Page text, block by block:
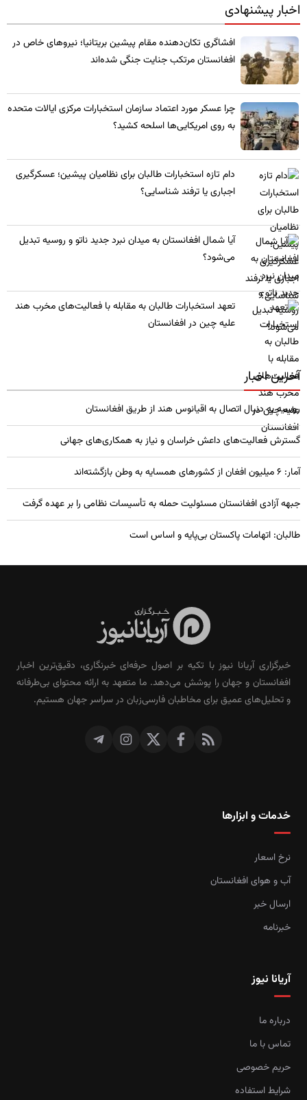
اخبار پیشنهادی
​افشاگری تکان‌دهنده مقام پیشین بریتانیا؛ نیروهای خاص در
افغانستان مرتکب جنایت جنگی شده‌اند
چرا عسکر مورد اعتماد سازمان استخبارات مرکزی ایالات متحده
به روی امریکایی‌ها اسلحه کشید؟
​دام تازه استخبارات طالبان برای نظامیان پیشین؛ عسکرگیری
اجباری یا ترفند شناسایی؟
​آیا شمال افغانستان به میدان نبرد جدید ناتو و روسیه تبدیل
می‌شود؟
تعهد استخبارات طالبان به مقابله با فعالیت‌های مخرب هند
علیه چین در افغانستان
آخرین اخبار
روسیه به دنبال اتصال به اقیانوس هند از طریق افغانستان
گسترش فعالیت‌های داعش خراسان و نیاز به همکاری‌های جهانی
آمار: ۶ میلیون افغان از کشورهای همسایه به وطن بازگشته‌اند
جبهه آزادی افغانستان مسئولیت حمله به تأسیسات نظامی را بر عهده گرفت
طالبان: اتهامات پاکستان بی‌پایه و اساس است
خبرگزاری آریانا نیوز با تکیه بر اصول حرفه‌ای خبرنگاری، دقیق‌ترین اخبار
افغانستان و جهان را پوشش می‌دهد. ما متعهد به ارائه محتوای بی‌طرفانه
و تحلیل‌های عمیق برای مخاطبان فارسی‌زبان در سراسر جهان هستیم.
خدمات و ابزارها
نرخ اسعار
آب و هوای افغانستان
ارسال خبر
خبرنامه
آریانا نیوز
درباره ما
تماس با ما
حریم خصوصی
شرایط استفاده